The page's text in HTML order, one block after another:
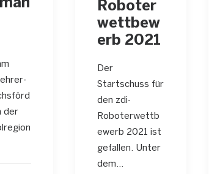
der
Roboter
wettbew
erb 2021
Der
Startschuss für
den zdi-
Roboterwettb
ewerb 2021 ist
gefallen. Unter
dem…